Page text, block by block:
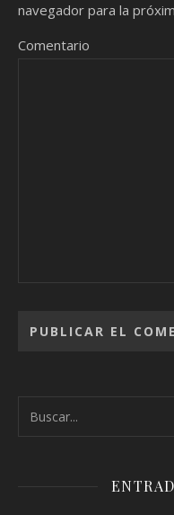
navegador para la
Comentario